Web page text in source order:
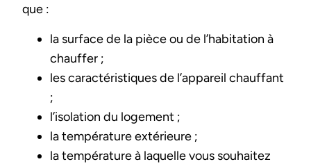
que :
la surface de la pièce ou de l’habitation à
chauffer ;
les caractéristiques de l’appareil chauffant
;
l’isolation du logement ;
la température extérieure ;
la température à laquelle vous souhaitez